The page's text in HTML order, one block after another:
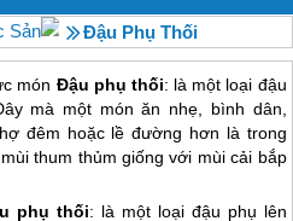
Sản Đậu Phụ Thối
món Đậu phụ thối: là một loại đậu
mà một món ăn nhẹ, bình dân,
đêm hoặc lề đường hơn là trong
thum thủm giống với mùi cải bắp
phụ thối: là một loại đậu phụ lên